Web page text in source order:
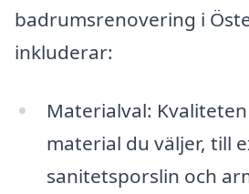
badrumsrenovering i
inkluderar:
Materialval:
material du väljer, till
sanitetsporslin och